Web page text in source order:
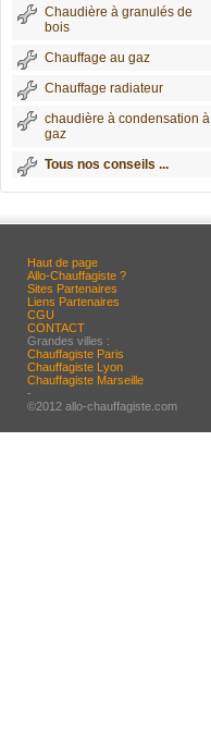
Chaudière à granulés de
bois
Chauffage au gaz
Chauffage radiateur
chaudière à condensation à
gaz
Tous nos conseils ...
Haut de page
Allo-Chauffagiste ?
Sites Partenaires
Liens Partenaires
CGU
CONTACT
Grandes villes :
Chauffagiste Paris
Chauffagiste Lyon
Chauffagiste Marseille
-
©2012 allo-chauffagiste.com